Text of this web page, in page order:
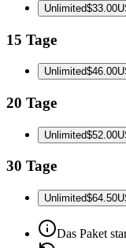
Unlimited$33.00
15 Tage
Unlimited$46.00
20 Tage
Unlimited$52.00
30 Tage
Unlimited$64.50
Das Paket